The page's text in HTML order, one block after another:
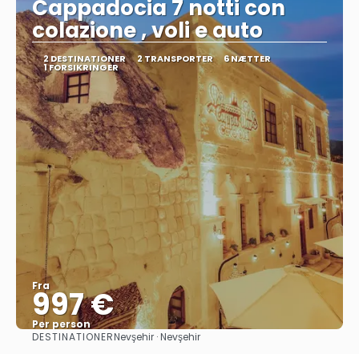
Cappadocia 7 notti con
colazione , voli e auto
2 DESTINATIONER 2 TRANSPORTER 6 NÆTTER
1 FORSIKRINGER
Fra
997 €
Per person
Se
DESTINATIONERNevşehir · Nevşehir